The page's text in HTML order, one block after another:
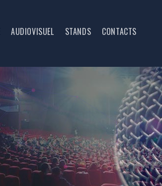
AUDIOVISUEL STANDS CONTACTS